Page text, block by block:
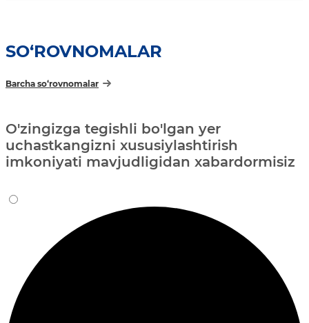
SO‘ROVNOMALAR
Barcha so‘rovnomalar
O'zingizga tegishli bo'lgan yer
uchastkangizni xususiylashtirish
imkoniyati mavjudligidan xabardormisiz